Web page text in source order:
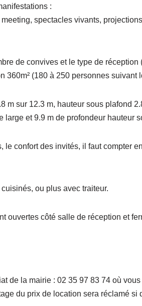
:
spectacles vivants,
de convives et le type de
360m² (180 à 250 personnes suivant
sur 12.3 m, hauteur sous plafond
et 9.9 m de profondeur hauteur
confort des invités, il faut compter
ou plus avec traiteur.
ouvertes côté salle de réception et
de la mairie : 02 35 97 83 74 où
du prix de location sera réclamé si